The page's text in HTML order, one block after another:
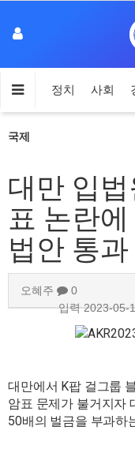
정치 사회
국제
대만 입
표 논란
법안 통과
오혜주
0
입력2023-05-
대만에서 K팝 걸그룹
암표 문제가 불거지자
50배의 벌금을 부과하